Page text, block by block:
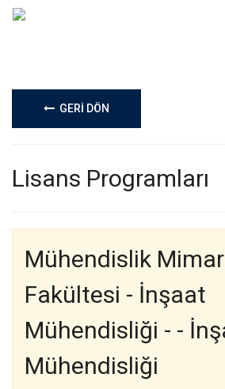
GERİ DÖN
Lisans Programları
Mühendislik
Fakültesi - İnşaat
Mühendisliği - -
Mühendisliği